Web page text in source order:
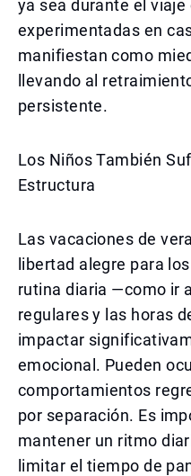
ya sea durante el
experimentadas en
manifiestan como
llevando al
persistente.
Los Niños También
Estructura
Las vacaciones de
libertad alegre para
rutina diaria —como ir
regulares y las horas
impactar
emocional. Pueden
comportamientos
por separación. Es
mantener un ritmo
limitar el tiempo de